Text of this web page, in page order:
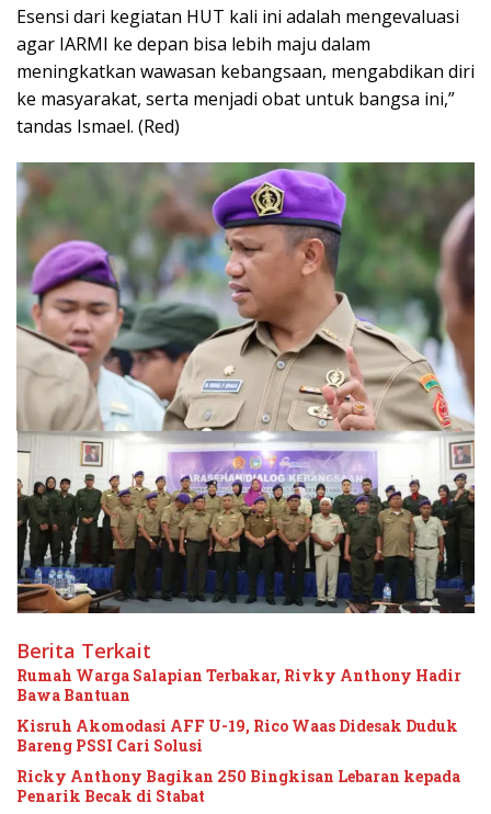
Esensi dari kegiatan HUT kali ini adalah mengevaluasi
agar IARMI ke depan bisa lebih maju dalam
meningkatkan wawasan kebangsaan, mengabdikan diri
ke masyarakat, serta menjadi obat untuk bangsa ini,”
tandas Ismael. (Red)
Berita Terkait
Rumah Warga Salapian Terbakar, Rivky Anthony Hadir
Bawa Bantuan
Kisruh Akomodasi AFF U-19, Rico Waas Didesak Duduk
Bareng PSSI Cari Solusi
Ricky Anthony Bagikan 250 Bingkisan Lebaran kepada
Penarik Becak di Stabat